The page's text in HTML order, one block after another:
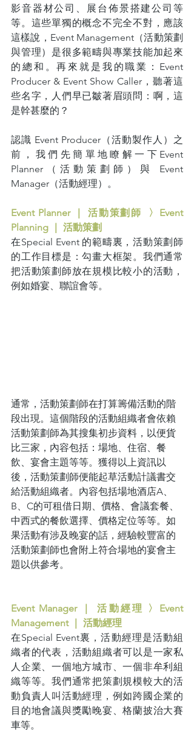
影音器材公司、展台佈景搭建公司等
等。這些單獨的概念不完全不對，應該
這樣說，Event Management（活動策劃
與管理）是很多範疇與專業技能加起來
的總和。再來就是我的職業：Event
Producer & Event Show Caller，聽著這
些名字，人們早已皺著眉頭問：啊，這
是幹甚麼的？
認識 Event Producer（活動製作人）之
前，我們先簡單地瞭解一下Event
Planner（活動策劃師）與 Event
Manager（活動經理）。
Event Planner ｜ 活動策劃師  〉Event
Planning ｜ 活動策劃
在Special Event 的範疇裏，活動策劃師
的工作目標是：勾畫大框架。我們通常
把活動策劃師放在規模比較小的活動，
例如婚宴、聯誼會等。
通常，活動策劃師在打算籌備活動的階
段出現。這個階段的活動組織者會依賴
活動策劃師為其搜集初步資料，以便貨
比三家，內容包括：場地、住宿、餐
飲、宴會主題等等。獲得以上資訊以
後，活動策劃師便能起草活動計議書交
給活動組織者。內容包括場地酒店A、
B、C的可租借日期、價格、會議套餐、
中西式的餐飲選擇、價格定位等等。如
果活動有涉及晚宴的話，經驗較豐富的
活動策劃師也會附上符合場地的宴會主
題以供參考。
Event Manager ｜ 活動經理 〉Event
Management ｜ 活動經理
在Special Event裏，活動經理是活動組
織者的代表，活動組織者可以是一家私
人企業、一個地方城市、一個非牟利組
織等等。我們通常把策劃規模較大的活
動負責人叫活動經理，例如跨國企業的
目的地會議與獎勵晚宴、格蘭披治大賽
車等。